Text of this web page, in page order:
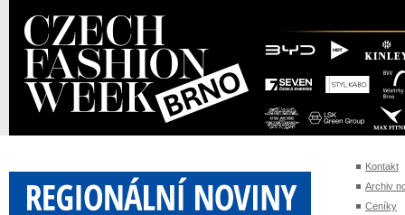
Kontakt
Archiv
Ceníky